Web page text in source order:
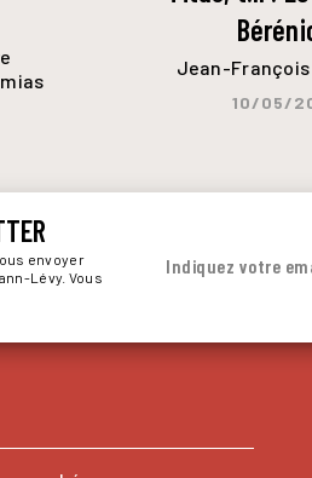
Jean-François
10/05/
envoyer
Lévy. Vous
Indiquez votre